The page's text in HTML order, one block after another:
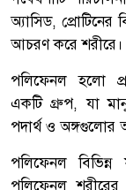
অ্যাসিড, প্রোটিনের
আচরণ করে শরীরে।
পলিফেনল হলো
একটি গ্রুপ, যা
পদার্থ ও অঙ্গগুলোর
পলিফেনল
পলিফেনল শরীরের